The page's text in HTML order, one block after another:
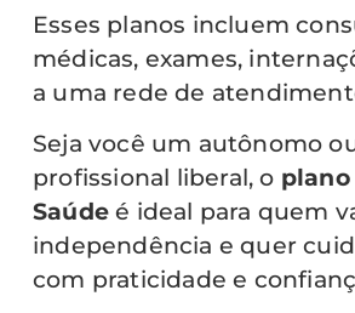
Esses planos incluem
médicas, exames,
a uma rede de
Seja você um autônomo
profissional liberal, o plano
Saúde é ideal para quem
independência e quer
com praticidade e